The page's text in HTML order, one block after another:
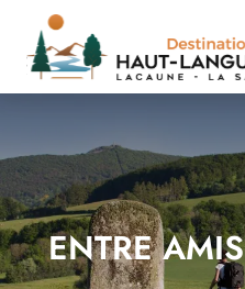
contenu
principal
ENTRE AMIS